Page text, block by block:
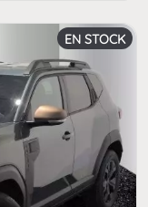
EN STOCK